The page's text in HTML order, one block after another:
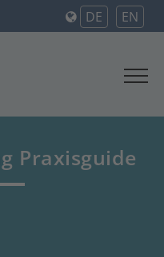
DE EN
Praxisguide